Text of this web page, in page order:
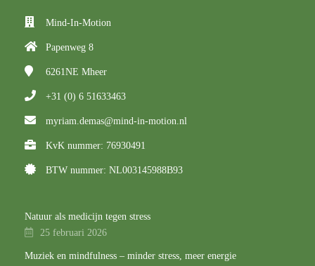
Mind-In-Motion
Papenweg 8
6261NE Mheer
+31 (0) 6 51633463
myriam.demas@mind-in-motion.nl
KvK nummer: 76930491
BTW nummer: NL003145988B93
Natuur als medicijn tegen stress
25 februari 2026
Muziek en mindfulness – minder stress, meer energie